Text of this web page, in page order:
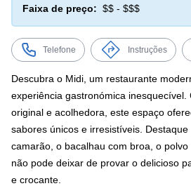
Faixa de preço: $$ - $$$
Telefone Instruções
Descubra o Midi, um restaurante
experiência gastronómica inesquecível.
original e acolhedora, este espaço
sabores únicos e irresistíveis.
camarão, o bacalhau com broa, o
não pode deixar de provar o delicioso
e crocante.